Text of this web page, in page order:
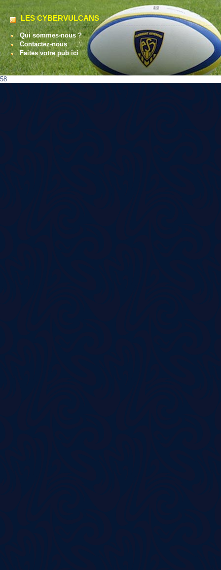
LES CYBERVULCANS
Qui sommes-nous ?
Contactez-nous
Faites votre pub ici
58